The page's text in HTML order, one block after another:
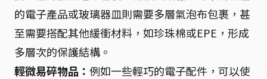
的電子產品或玻璃器皿則需要多層氣泡布包裹，甚
至需要搭配其他緩衝材料，如珍珠棉或EPE，形成
多層次的保護結構。
輕微易碎物品： 例如一些輕巧的電子配件，可以使